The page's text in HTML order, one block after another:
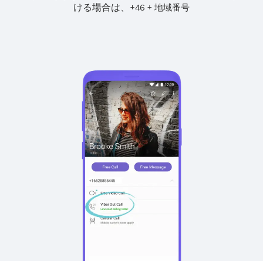
ける場合は、 +46 + 地域番号